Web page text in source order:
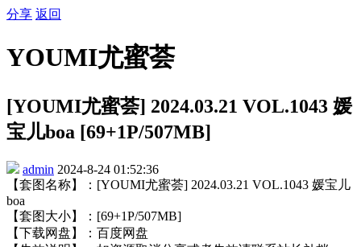
分享 返回
YOUMI尤蜜荟
[YOUMI尤蜜荟] 2024.03.21 VOL.1043 媛
宝儿boa [69+1P/507MB]
admin 2024-8-24 01:52:36
【套图名称】：[YOUMI尤蜜荟] 2024.03.21 VOL.1043 媛宝儿
boa
【套图大小】：[69+1P/507MB]
【下载网盘】：百度网盘